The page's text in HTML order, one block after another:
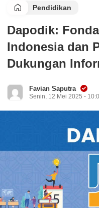
Pendidikan
Dapodik:
Indonesia dan
Dukungan
Favian Saputra
Senin, 12 Mei 2025 -